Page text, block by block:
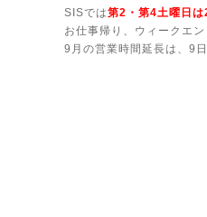
SISでは第2・第4土曜日
お仕事帰り、ウィークエ
9月の営業時間延長は、9